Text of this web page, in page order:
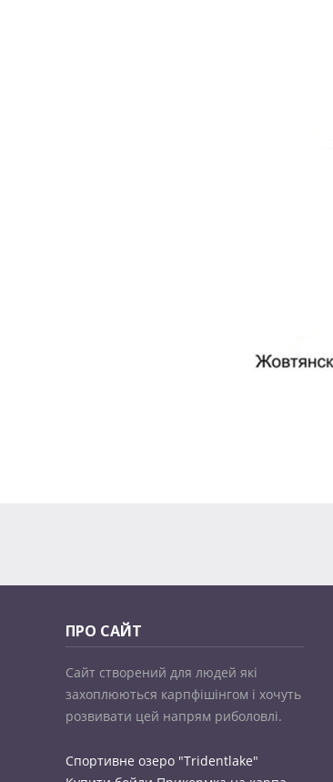
ПРО САЙТ
Сайт створений для людей які
захоплюються карпфішінгом і хочуть
розвивати цей напрям риболовлі.
Спортивне озеро "Tridentlake"